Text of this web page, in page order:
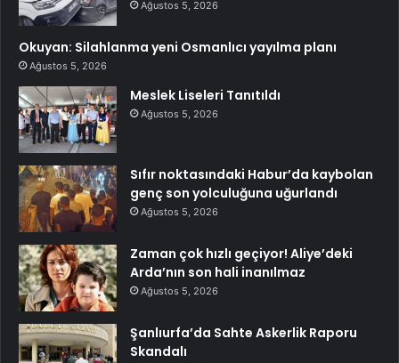
Ağustos 5, 2026
Okuyan: Silahlanma yeni Osmanlıcı yayılma planı
Ağustos 5, 2026
Meslek Liseleri Tanıtıldı
Ağustos 5, 2026
Sıfır noktasındaki Habur’da kaybolan
genç son yolculuğuna uğurlandı
Ağustos 5, 2026
Zaman çok hızlı geçiyor! Aliye’deki
Arda’nın son hali inanılmaz
Ağustos 5, 2026
Şanlıurfa’da Sahte Askerlik Raporu
Skandalı